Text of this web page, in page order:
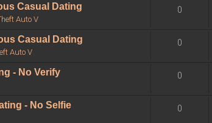
Casual Dating
Auto V
0
Casual Dating
Auto V
0
- No Verify 0
- No Selfie 0